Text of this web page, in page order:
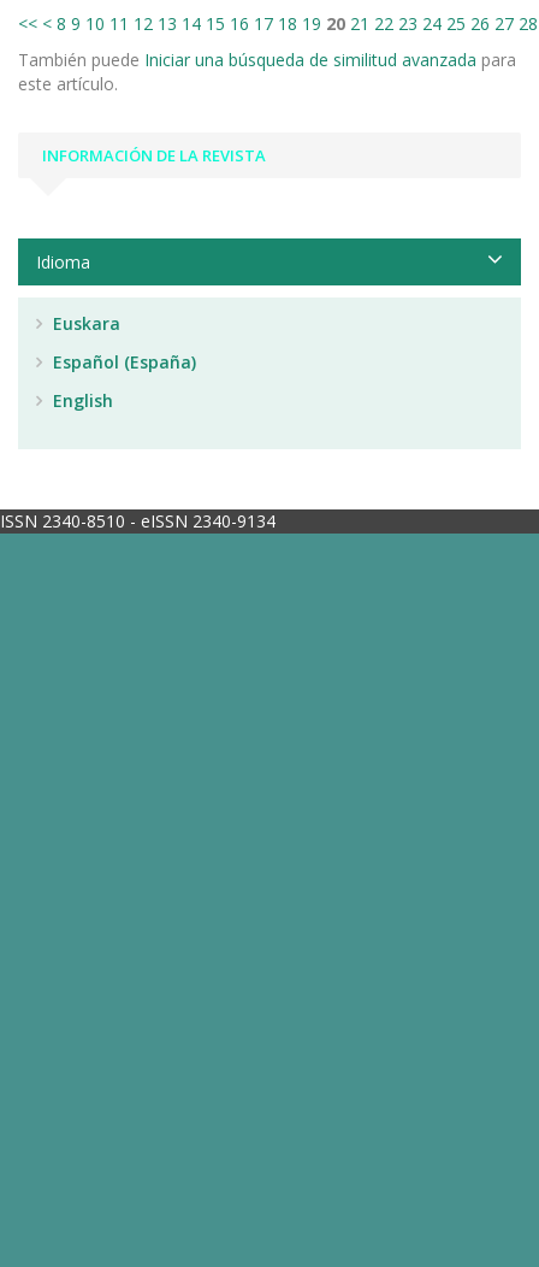
<< < 8 9 10 11 12 13 14 15 16 17 18 19 20 21 22 23 24 25 26 27 28
También puede Iniciar una búsqueda de similitud avanzada para
este artículo.
INFORMACIÓN DE LA REVISTA
Idioma
Euskara
Español (España)
English
ISSN 2340-8510 - eISSN 2340-9134